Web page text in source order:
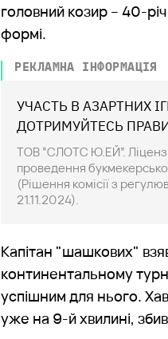
головний козир – 40-
формі.
РЕКЛАМНА ІНФОРМАЦІЯ
УЧАСТЬ В АЗАРТНИХ
ДОТРИМУЙТЕСЬ
ТОВ “СЛОТС Ю.ЕЙ”.
проведення
(Рішення комісії з
21.11.2024).
Капітан "шашкових"
континентальному
успішним для нього.
уже на 9-й хвилині,